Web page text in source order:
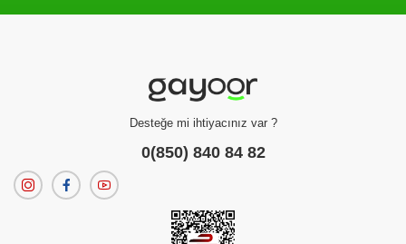
Tatlı Yapım Malzemesi
(0 Değerlendirme)
470.00 TL
Desteğe mi ihtiyacınız var ?
0(850) 840 84 82